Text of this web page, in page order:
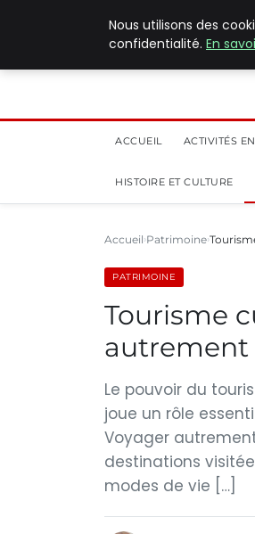
ACCUEIL ACTIVITÉS
HISTOIRE ET CULTURE
Accueil Patrimoine
PATRIMOINE
Tourisme
autrement
Le pouvoir du
joue un rôle
Voyager
destinations
modes de vie […]
Nous utilisons des
confidentialité. En